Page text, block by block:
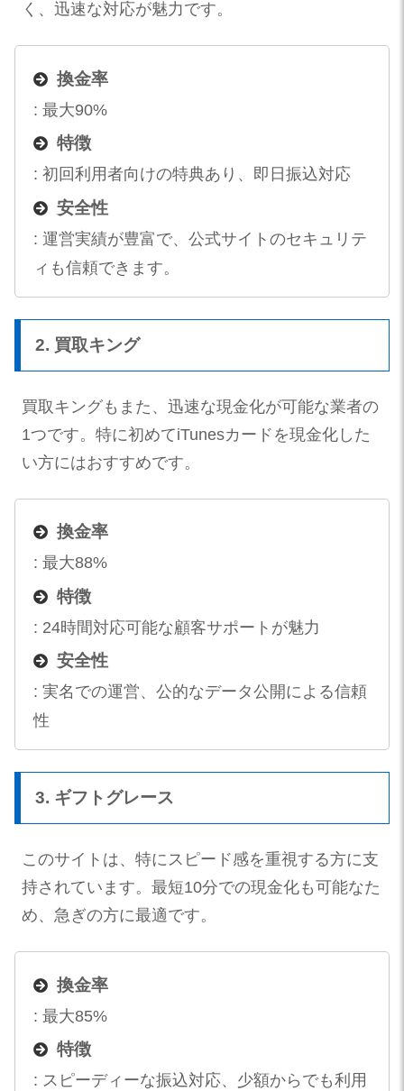
く、迅速な対応が魅力です。
換金率
: 最大90%
特徴
: 初回利用者向けの特典あり、即日振込対応
安全性
: 運営実績が豊富で、公式サイトのセキュリテ
ィも信頼できます。
2. 買取キング
買取キングもまた、迅速な現金化が可能な業者の
1つです。特に初めてiTunesカードを現金化した
い方にはおすすめです。
換金率
: 最大88%
特徴
: 24時間対応可能な顧客サポートが魅力
安全性
: 実名での運営、公的なデータ公開による信頼
性
3. ギフトグレース
このサイトは、特にスピード感を重視する方に支
持されています。最短10分での現金化も可能なた
め、急ぎの方に最適です。
換金率
: 最大85%
特徴
: スピーディーな振込対応、少額からでも利用